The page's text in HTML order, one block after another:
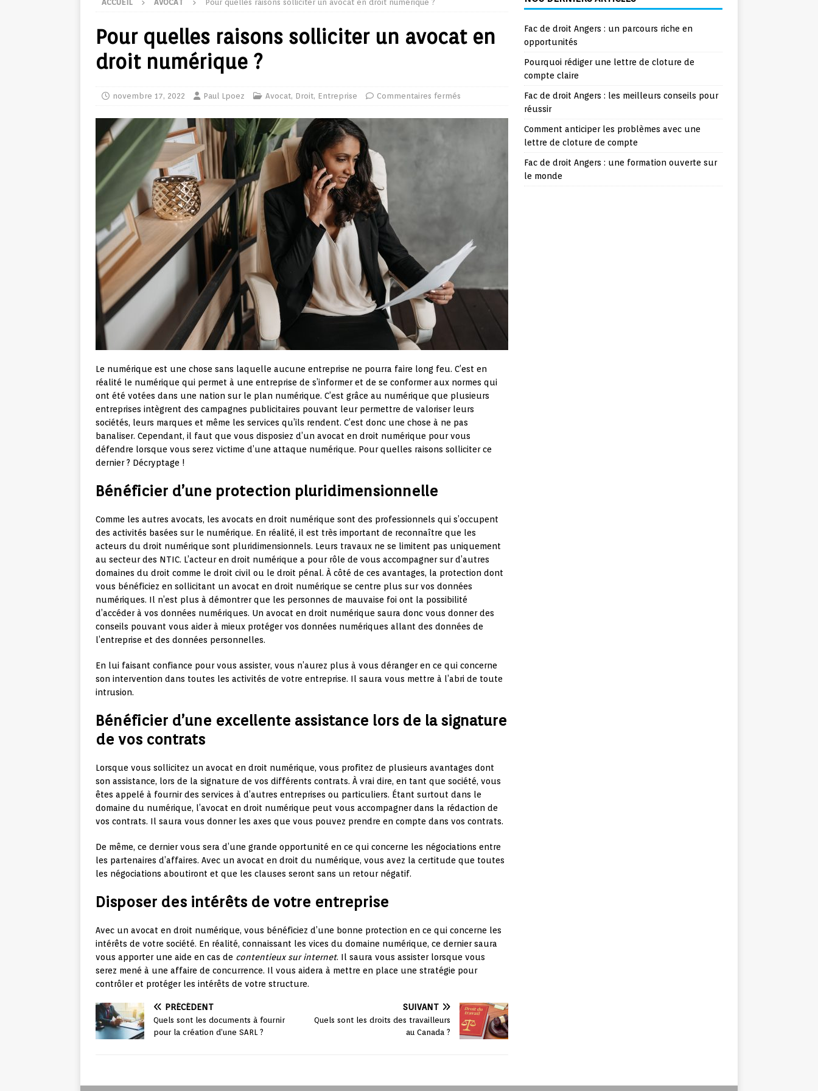
ACCUEIL AVOCAT Pour quelles raisons solliciter un avocat en droit numérique ?
Pour quelles raisons solliciter un avocat en
droit numérique ?
novembre 17, 2022 Paul Lpoez Avocat, Droit, Entreprise Commentaires fermés
Le numérique est une chose sans laquelle aucune entreprise ne pourra faire long feu. C’est en
réalité le numérique qui permet à une entreprise de s’informer et de se conformer aux normes qui
ont été votées dans une nation sur le plan numérique. C’est grâce au numérique que plusieurs
entreprises intègrent des campagnes publicitaires pouvant leur permettre de valoriser leurs
sociétés, leurs marques et même les services qu’ils rendent. C’est donc une chose à ne pas
banaliser. Cependant, il faut que vous disposiez d’un avocat en droit numérique pour vous
défendre lorsque vous serez victime d’une attaque numérique. Pour quelles raisons solliciter ce
dernier ? Décryptage !
Bénéficier d’une protection pluridimensionnelle
Comme les autres avocats, les avocats en droit numérique sont des professionnels qui s’occupent
des activités basées sur le numérique. En réalité, il est très important de reconnaître que les
acteurs du droit numérique sont pluridimensionnels. Leurs travaux ne se limitent pas uniquement
au secteur des NTIC. L’acteur en droit numérique a pour rôle de vous accompagner sur d’autres
domaines du droit comme le droit civil ou le droit pénal. À côté de ces avantages, la protection dont
vous bénéficiez en sollicitant un avocat en droit numérique se centre plus sur vos données
numériques. Il n’est plus à démontrer que les personnes de mauvaise foi ont la possibilité
d’accéder à vos données numériques. Un avocat en droit numérique saura donc vous donner des
conseils pouvant vous aider à mieux protéger vos données numériques allant des données de
l’entreprise et des données personnelles.
En lui faisant confiance pour vous assister, vous n’aurez plus à vous déranger en ce qui concerne
son intervention dans toutes les activités de votre entreprise. Il saura vous mettre à l’abri de toute
intrusion.
Bénéficier d’une excellente assistance lors de la signature
de vos contrats
Lorsque vous sollicitez un avocat en droit numérique, vous profitez de plusieurs avantages dont
son assistance, lors de la signature de vos différents contrats. À vrai dire, en tant que société, vous
êtes appelé à fournir des services à d’autres entreprises ou particuliers. Étant surtout dans le
domaine du numérique, l’avocat en droit numérique peut vous accompagner dans la rédaction de
vos contrats. Il saura vous donner les axes que vous pouvez prendre en compte dans vos contrats.
De même, ce dernier vous sera d’une grande opportunité en ce qui concerne les négociations entre
les partenaires d’affaires. Avec un avocat en droit du numérique, vous avez la certitude que toutes
les négociations aboutiront et que les clauses seront sans un retour négatif.
Disposer des intérêts de votre entreprise
Avec un avocat en droit numérique, vous bénéficiez d’une bonne protection en ce qui concerne les
intérêts de votre société. En réalité, connaissant les vices du domaine numérique, ce dernier saura
vous apporter une aide en cas de contentieux sur internet. Il saura vous assister lorsque vous
serez mené à une affaire de concurrence. Il vous aidera à mettre en place une stratégie pour
contrôler et protéger les intérêts de votre structure.
PRÉCÉDENT
Quels sont les documents à fournir
pour la création d’une SARL ?
SUIVANT
Quels sont les droits des travailleurs
au Canada ?
Fac de droit Angers : un parcours riche en
opportunités
Pourquoi rédiger une lettre de cloture de
compte claire
Fac de droit Angers : les meilleurs conseils pour
réussir
Comment anticiper les problèmes avec une
lettre de cloture de compte
Fac de droit Angers : une formation ouverte sur
le monde